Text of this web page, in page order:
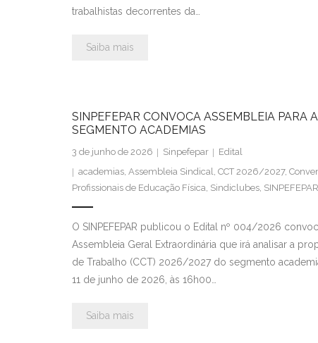
trabalhistas decorrentes da…
Saiba mais
SINPEFEPAR CONVOCA ASSEMBLEIA
SEGMENTO ACADEMIAS
3 de junho de 2026 Sinpefepar
Edital
academias Assembleia Sindical CCT 2026/2027,
Profissionais de Educação Física Sindiclubes SINPEFEPAR
O SINPEFEPAR publicou o Edital nº 004/2026
Assembleia Geral Extraordinária que irá analisar a
de Trabalho (CCT) 2026/2027 do segmento
11 de junho de 2026, às 16h00…
Saiba mais